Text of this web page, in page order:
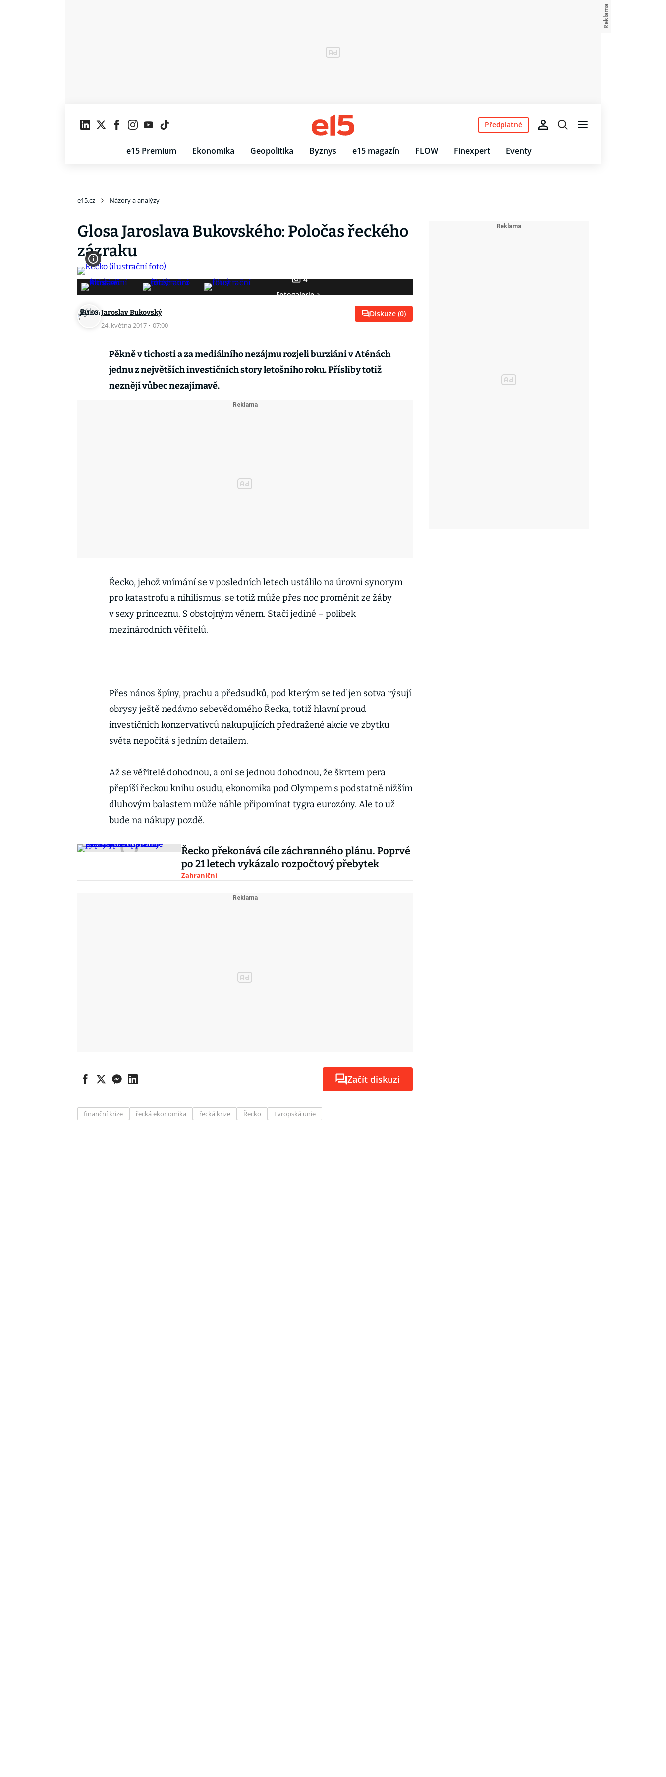
e15 Premium Ekonomika Geopolitika Byznys e15 magazín FLOW Finexpert Eventy
Předplatné
e15.cz Názory a analýzy
Glosa Jaroslava Bukovského: Poločas řeckého
zázraku
4
Fotogalerie
Jaroslav Bukovský
24. května 2017 · 07:00
Diskuze (0)
Pěkně v tichosti a za mediálního nezájmu rozjeli burziáni v Aténách
jednu z největších investičních story letošního roku. Přísliby totiž
neznějí vůbec nezajímavě.
Řecko, jehož vnímání se v posledních letech ustálilo na úrovni synonym
pro katastrofu a nihilismus, se totiž může přes noc proměnit ze žáby
v sexy princeznu. S obstojným věnem. Stačí jediné – polibek
mezinárodních věřitelů.
Přes nános špíny, prachu a předsudků, pod kterým se teď jen sotva rýsují
obrysy ještě nedávno sebevědomého Řecka, totiž hlavní proud
investičních konzervativců nakupujících předražené akcie ve zbytku
světa nepočítá s jedním detailem.
Až se věřitelé dohodnou, a oni se jednou dohodnou, že škrtem pera
přepíší řeckou knihu osudu, ekonomika pod Olympem s podstatně nižším
dluhovým balastem může náhle připomínat tygra eurozóny. Ale to už
bude na nákupy pozdě.
Řecko překonává cíle záchranného plánu. Poprvé
po 21 letech vykázalo rozpočtový přebytek
Zahraniční
Začít diskuzi
finanční krize řecká ekonomika řecká krize Řecko Evropská unie